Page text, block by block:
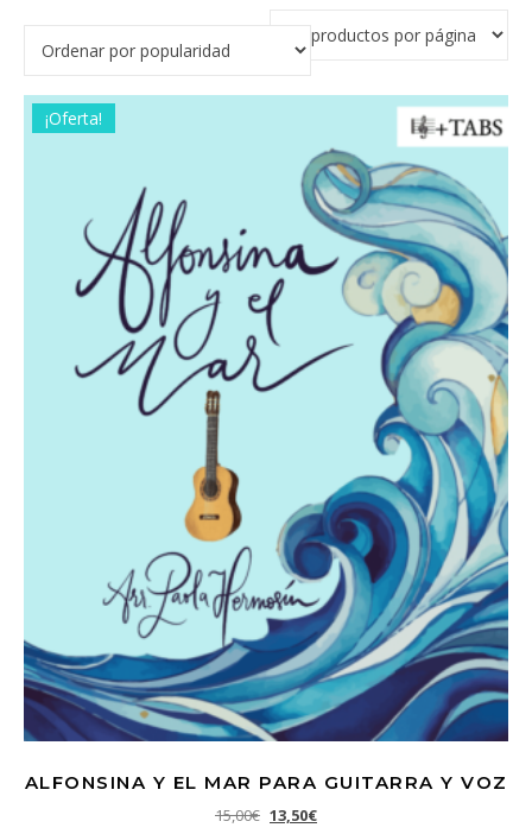
¡Oferta!
ALFONSINA Y EL MAR PARA GUITARRA Y VOZ
15,00€ El precio original era: 15,00€.
13,50€El precio actual es: 13,50€.